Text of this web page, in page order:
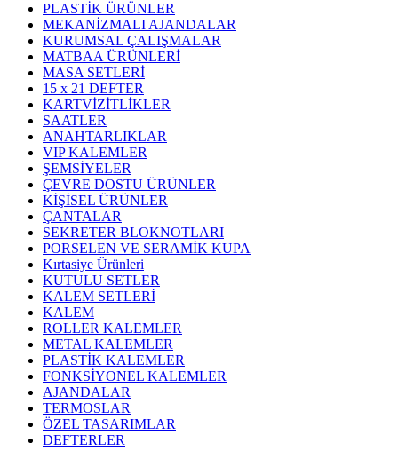
PLASTİK ÜRÜNLER
MEKANİZMALI AJANDALAR
KURUMSAL ÇALIŞMALAR
MATBAA ÜRÜNLERİ
MASA SETLERİ
15 x 21 DEFTER
KARTVİZİTLİKLER
SAATLER
ANAHTARLIKLAR
VIP KALEMLER
ŞEMSİYELER
ÇEVRE DOSTU ÜRÜNLER
KİŞİSEL ÜRÜNLER
ÇANTALAR
SEKRETER BLOKNOTLARI
PORSELEN VE SERAMİK KUPA
Kırtasiye Ürünleri
KUTULU SETLER
KALEM SETLERİ
KALEM
ROLLER KALEMLER
METAL KALEMLER
PLASTİK KALEMLER
FONKSİYONEL KALEMLER
AJANDALAR
TERMOSLAR
ÖZEL TASARIMLAR
DEFTERLER